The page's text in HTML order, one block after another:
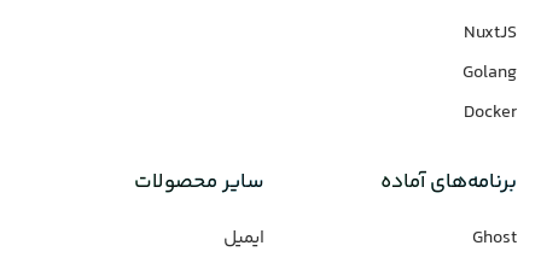
NuxtJS
Golang
Docker
برنامه‌های‌ آماده
Ghost
سایر محصولات
ایمیل